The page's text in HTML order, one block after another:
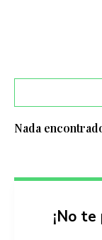
Nada
¡No